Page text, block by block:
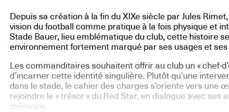
Depuis sa création à la fin du XIXe siècle par Jules
vision du football comme pratique à la fois physique et
Stade Bauer, lieu emblématique du club, cette histoire
environnement fortement marqué par ses usages et ses
Les commanditaires souhaitent offrir au club un « chef-
d’incarner cette identité singulière. Plutôt qu’une
dans le stade, le cahier des charges s’oriente vers une
rejoindre le « trésor » du Red Star, en dialogue avec ses
mémoire.